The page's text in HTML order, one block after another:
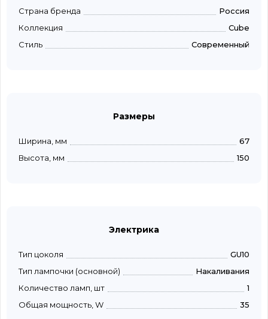
Страна бренда
Россия
Коллекция
Cube
Стиль
Современный
Размеры
Ширина, мм
67
Высота, мм
150
Электрика
Тип цоколя
GU10
Тип лампочки (основной)
Накаливания
Количество ламп, шт
1
Общая мощность, W
35